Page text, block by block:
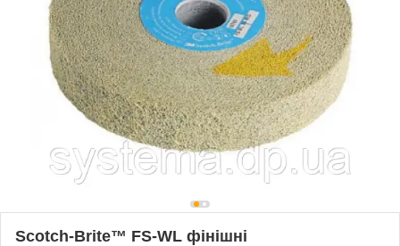
Scotch-Brite™ FS-WL фінішні